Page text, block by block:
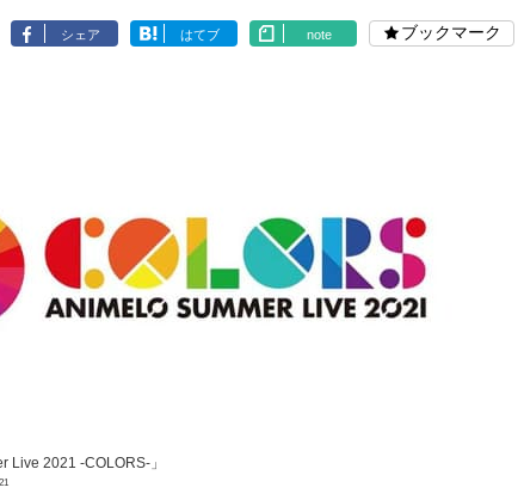
シェア はてブ note ブックマーク
Live 2021 -COLORS-」